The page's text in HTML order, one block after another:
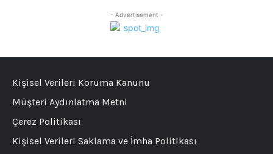
- Advertisement -
Kişisel Verileri Koruma Kanunu
Müşteri Aydınlatma Metni
Çerez Politikası
Kişisel Verileri Saklama ve İmha Politikası